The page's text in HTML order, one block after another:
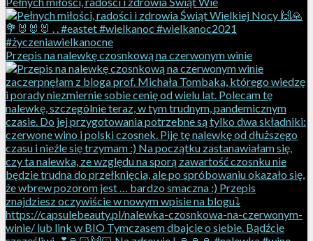
Przepis na nalewkę czosnkową na czerwonym winie